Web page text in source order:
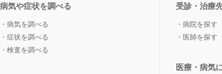
病気や症状を調べる
病気を調べる
症状を調べる
検査を調べる
受診・治療
病院を探す
医師を探す
医療・病気